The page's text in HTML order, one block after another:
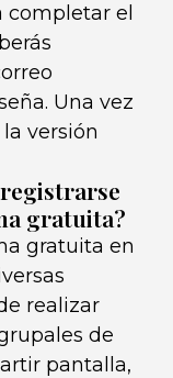
completar el
Una vez
versión
gratuita?
gratuita en
realizar
de
pantalla,